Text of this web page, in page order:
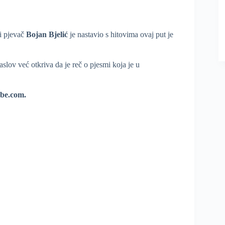
pjevač Bojan Bjelić je nastavio s hitovima ovaj put je
već otkriva da je reč o pjesmi koja je u